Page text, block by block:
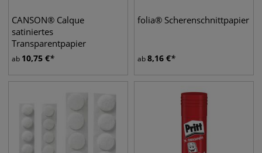
CANSON® Calque
satiniertes
Transparentpapier
ab 10,75 €
folia® Scherenschnittpapier
ab8,16 €